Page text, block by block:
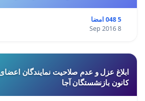
5 048 امضا
8 Sep 2016
ابلاغ عزل و عدم صلاحیت نمایندگان
کانون بازنشستگان آجا